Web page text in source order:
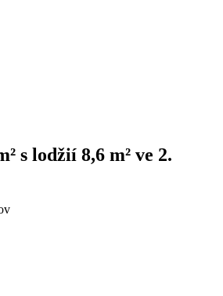
s lodžií 8,6 m² ve 2.